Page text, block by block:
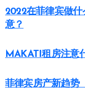
2022在菲律宾做
意？
MAKATI租房注意
菲律宾房产新趋